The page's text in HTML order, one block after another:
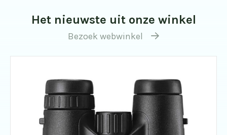
Het nieuwste uit onze winkel
Bezoek webwinkel